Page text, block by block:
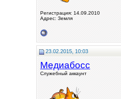
Регистрация: 14.09.2010
Адрес: Земля
23.02.2015, 10:03
Медиабосс
Служебный аккаунт